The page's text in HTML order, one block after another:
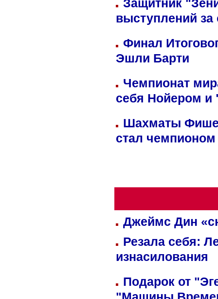
Защитник
выступлений
Финал
Эшли Барти
Чемпионат
себя Нойером и
Шахматы
стал
Джеймс Дин
Резала себя:
изнасилования
Подарок от